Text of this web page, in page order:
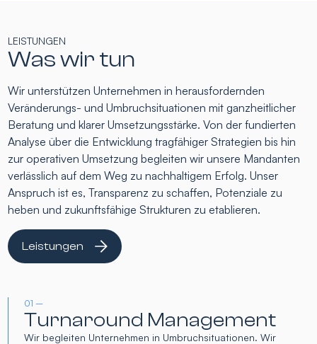
LEISTUNGEN
Was wir tun
Wir unterstützen Unternehmen in herausfordernden
Veränderungs- und Umbruchsituationen mit ganzheitlicher
Beratung und klarer Umsetzungsstärke. Von der fundierten
Analyse über die Entwicklung tragfähiger Strategien bis hin
zur operativen Umsetzung begleiten wir unsere Mandanten
verlässlich auf dem Weg zu nachhaltigem Erfolg. Unser
Anspruch ist es, Transparenz zu schaffen, Potenziale zu
heben und zukunftsfähige Strukturen zu etablieren.
Leistungen
01 –
Turnaround Management
Wir begleiten Unternehmen in Umbruchsituationen. Wir